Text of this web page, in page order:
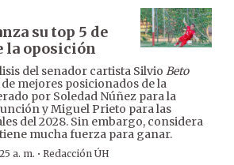
su top 5 de
la oposición
del senador cartista Silvio Beto
mejores posicionados de la
por Soledad Núñez para la
y Miguel Prieto para las
del 2028. Sin embargo, considera
mucha fuerza para ganar.
a. m. · Redacción ÚH